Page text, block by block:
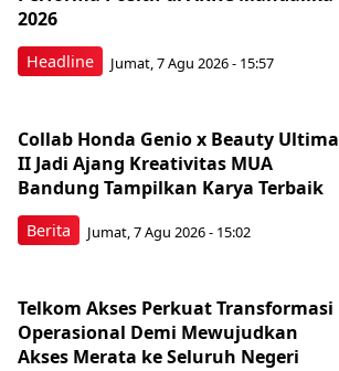
Headline
2026
Jumat, 7 Agu 2026 - 15:57
Berita
Collab Honda Genio x Beauty Ultima
II Jadi Ajang Kreativitas MUA
Bandung Tampilkan Karya Terbaik
Jumat, 7 Agu 2026 - 15:02
Telkom Akses Perkuat Transformasi
Operasional Demi Mewujudkan
Akses Merata ke Seluruh Negeri